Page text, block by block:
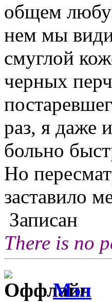
общем
нем мы
смуглой
черных
раз, я даже
больно
Но
заставило
Записан
There is no
Мэл